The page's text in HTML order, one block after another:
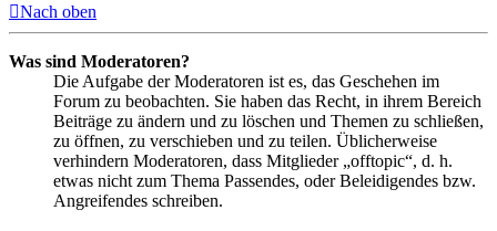
Nach oben
Was sind Moderatoren?
Die Aufgabe der Moderatoren ist es, das Geschehen im
Forum zu beobachten. Sie haben das Recht, in ihrem Bereich
Beiträge zu ändern und zu löschen und Themen zu schließen,
zu öffnen, zu verschieben und zu teilen. Üblicherweise
verhindern Moderatoren, dass Mitglieder „offtopic“, d. h.
etwas nicht zum Thema Passendes, oder Beleidigendes bzw.
Angreifendes schreiben.